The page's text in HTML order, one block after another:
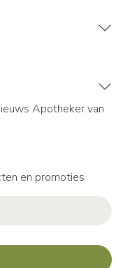
Apotheker van
en promoties